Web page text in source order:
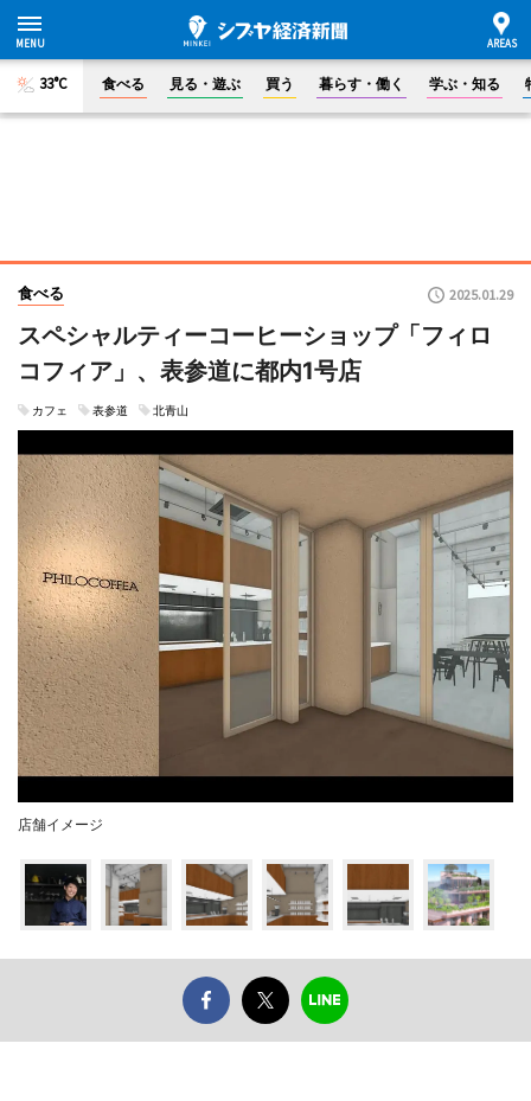
33°C 食べる 見る・遊ぶ 買う 暮らす・働く 学ぶ・知る
食べる 2025.01.29
スペシャルティーコーヒーショップ「フィロ
コフィア」、表参道に都内1号店
カフェ 表参道 北青山
店舗イメージ